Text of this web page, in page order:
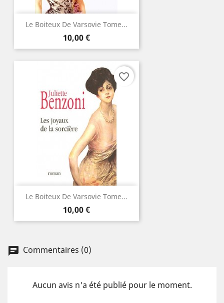
Le Boiteux De Varsovie Tome...
Prix
10,00 €
Le Boiteux De Varsovie Tome...
Prix
10,00 €
favorite_border
Commentaires (0)
Aucun avis n'a été publié pour le moment.